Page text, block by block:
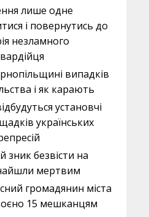
лише одне
і повернутись до
незламного
випадків
і як карають
установчі
українських
зник безвісти на
мертвим
громадянин міста
15 мешканцям